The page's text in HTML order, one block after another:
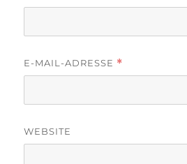
E-MAIL-ADRESSE *
WEBSITE